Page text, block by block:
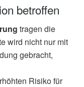
betroffen
tragen die
wird nicht nur mit
gebracht,
Risiko für